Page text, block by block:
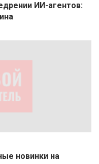
ИИ-агентов:
новинки на